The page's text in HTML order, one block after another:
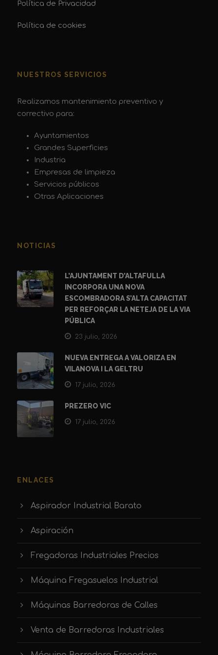
Política de Privacidad
Política de cookies
NUESTROS SERVICIOS
Realizamos mantenimiento preventivo y
correctivo para:
Ayuntamientos
Grandes Superficies
Industria
Empresas de limpieza
Servicios públicos
Otras Aplicaciones
NOTICIAS
L’AJUNTAMENT D’ALTAFULLA
INCORPORA UNA NOVA
ESCOMBRADORA S’ALTA CAPACITAT
PER REFORÇAR LA NETEJA DE LA VIA
PÚBLICA
23 julio, 2026
NUEVA ENTREGA A VALORIZA EN
VILANOVA I LA GELTRU
17 julio, 2026
PREZERO VIC
17 julio, 2026
ENLACES
Aspirador Industrial Barato
Aspiración
Fregadoras Industriales Precios
Máquina Fregasuelos Industrial
Máquinas Barredoras de Calles
Venta de Barredoras Industriales